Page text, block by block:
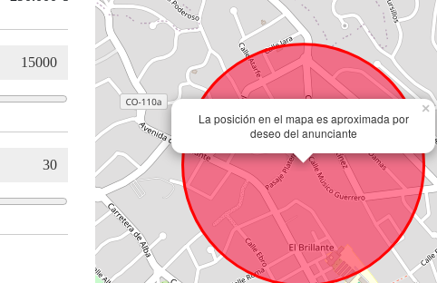
La posición en el mapa es aproximada por
deseo del anunciante
×